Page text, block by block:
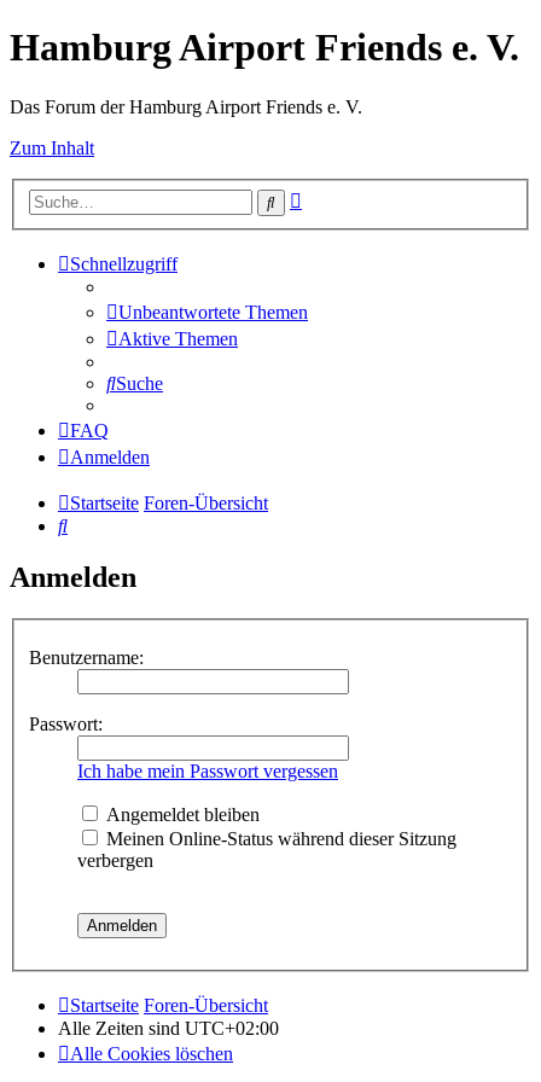
Hamburg Airport Friends e. V.
Das Forum der Hamburg Airport Friends e. V.
Zum Inhalt
Suche
Schnellzugriff
Unbeantwortete Themen
Aktive Themen
Suche
FAQ
Anmelden
Startseite Foren-Übersicht
Suche
Anmelden
Benutzername:
Passwort:
Ich habe mein Passwort vergessen
Angemeldet bleiben
Meinen Online-Status während dieser Sitzung
verbergen
Startseite Foren-Übersicht
Alle Zeiten sind UTC+02:00
Alle Cookies löschen